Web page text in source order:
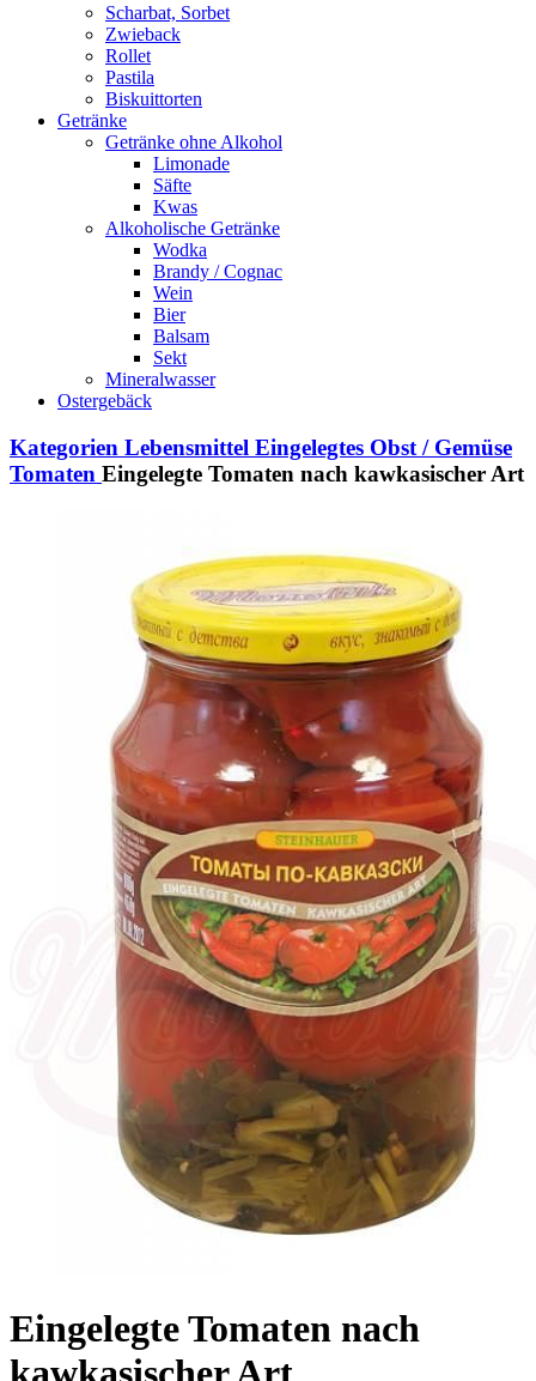
Scharbat, Sorbet
Zwieback
Rollet
Pastila
Biskuittorten
Getränke
Getränke ohne Alkohol
Limonade
Säfte
Kwas
Alkoholische Getränke
Wodka
Brandy / Cognac
Wein
Bier
Balsam
Sekt
Mineralwasser
Ostergebäck
Kategorien Lebensmittel Eingelegtes Obst / Gemüse
Tomaten Eingelegte Tomaten nach kawkasischer Art
Eingelegte Tomaten nach